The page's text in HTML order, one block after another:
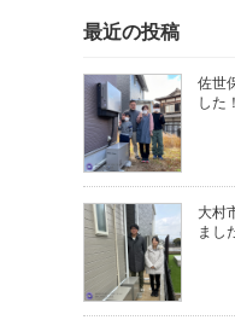
最近の投稿
佐世
した！
大村
まし